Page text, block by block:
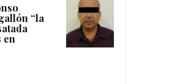
“la
en